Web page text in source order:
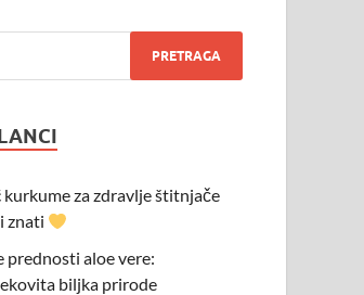
kurkume za zdravlje štitnjače
znati
prednosti aloe vere:
biljka prirode